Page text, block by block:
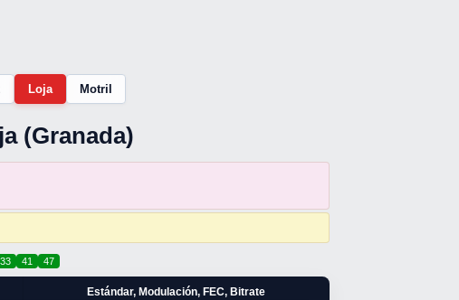
Loja Motril
(Granada)
33 41 47
Estándar, Modulación, FEC, Bitrate